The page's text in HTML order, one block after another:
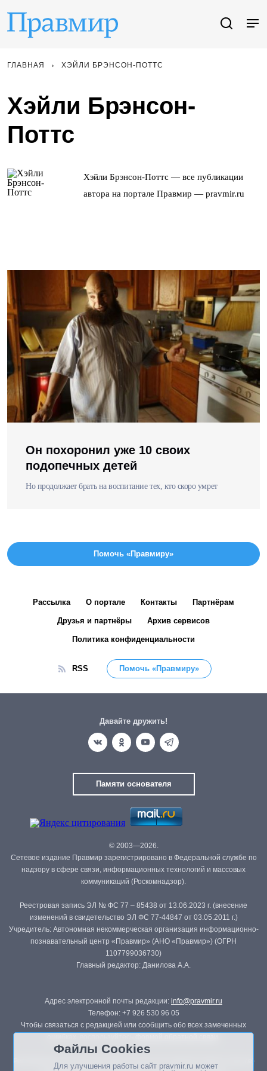
ГЛАВНАЯ ХЭЙЛИ БРЭНСОН-ПОТТС
Хэйли Брэнсон-
Поттс
Хэйли Брэнсон-Поттс — все публикации
автора на портале Правмир — pravmir.ru
Он похоронил уже 10 своих
подопечных детей
Но продолжает брать на воспитание тех, кто скоро умрет
Помочь «Правмиру»
Рассылка О портале Контакты Партнёрам
Друзья и партнёры Архив сервисов
Политика конфиденциальности
RSS Помочь «Правмиру»
Давайте дружить!
Памяти основателя
© 2003—2026.
Сетевое издание Правмир зарегистрировано в Федеральной службе по
надзору в сфере связи, информационных технологий и массовых
коммуникаций (Роскомнадзор).
Реестровая запись ЭЛ № ФС 77 – 85438 от 13.06.2023 г. (внесение
изменений в свидетельство ЭЛ ФС 77-44847 от 03.05.2011 г.)
Учредитель: Автономная некоммерческая организация информационно-
познавательный центр «Правмир» (АНО «Правмир») (ОГРН
1107799036730)
Главный редактор: Данилова А.А.
Адрес электронной почты редакции: info@pravmir.ru
Телефон: +7 926 530 96 05
Чтобы связаться с редакцией или сообщить обо всех замеченных
Републикация материалов сайта в печатных изданиях (книгах, прессе)
Файлы Cookies
Для улучшения работы сайт pravmir.ru может